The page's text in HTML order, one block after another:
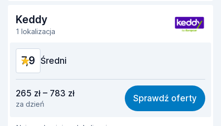
Czystość samochodu 8,1
Stan samochodu
Keddy
1 lokalizacja
7,9 Średni
7,5
Łatwość znalezienia 8,2
265 zł – 783 zł
za dzień
Sprawdź oferty